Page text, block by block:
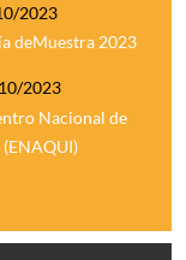
2023
deMuestra 2023
2023
Nacional de